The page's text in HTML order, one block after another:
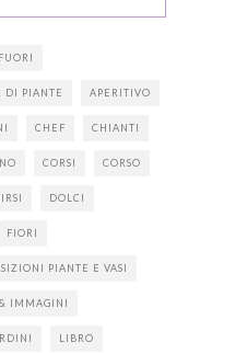
DI PIANTE APERITIVO
CHEF CHIANTI
CORSI CORSO
DOLCI
FIORI
PIANTE E VASI
IMMAGINI
LIBRO